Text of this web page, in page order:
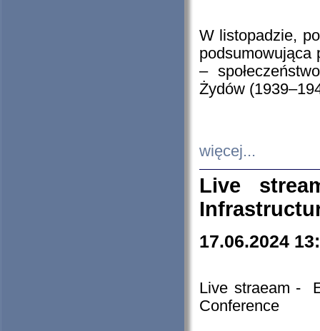
W listopadzie,
podsumowująca
–
Żydów
więcej...
Live
17.06.2024
Live straeam -
Conference